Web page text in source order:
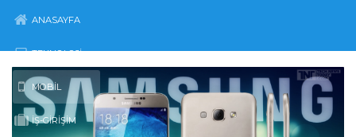
ANASAYFA
TEKNOLOJI
MOBIL
İŞ-GIRIŞIM